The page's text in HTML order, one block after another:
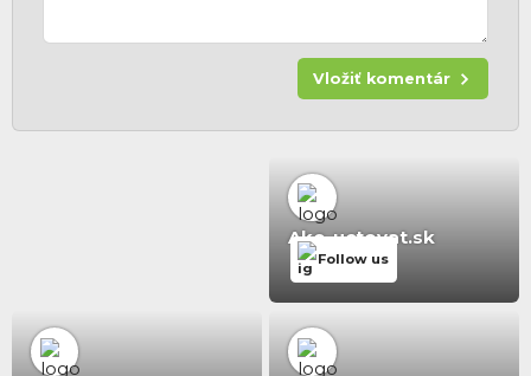
Vložiť komentár
Ako-uctovat.sk
Follow us